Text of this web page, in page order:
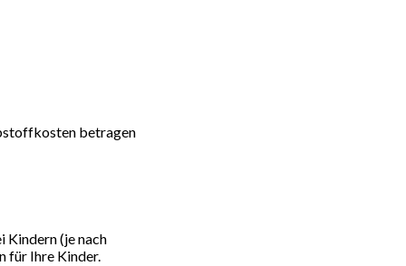
betragen
Kindern (je nach
für Ihre Kinder.